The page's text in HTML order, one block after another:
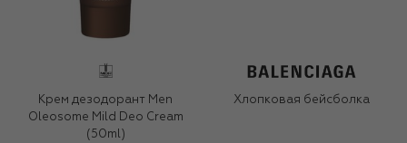
Крем дезодорант Men
Oleosome Mild Deo Cream
(50ml)
Хлопковая бейсболка